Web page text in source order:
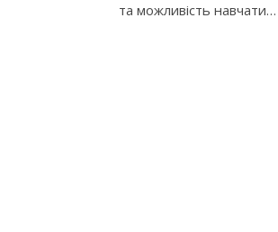
та можливість навчати…